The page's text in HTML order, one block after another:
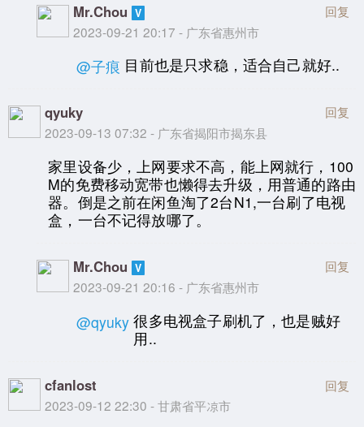
Mr.Chou
2023-09-21 20:17 - 广东省惠州市
回复
@子痕 目前也是只求稳，适合自己就好..
qyuky
2023-09-13 07:32 - 广东省揭阳市揭东县
回复
家里设备少，上网要求不高，能上网就行，100
M的免费移动宽带也懒得去升级，用普通的路由
器。倒是之前在闲鱼淘了2台N1,一台刷了电视
盒，一台不记得放哪了。
Mr.Chou
2023-09-21 20:16 - 广东省惠州市
回复
@qyuky 很多电视盒子刷机了，也是贼好
用..
cfanlost
2023-09-12 22:30 - 甘肃省平凉市
回复